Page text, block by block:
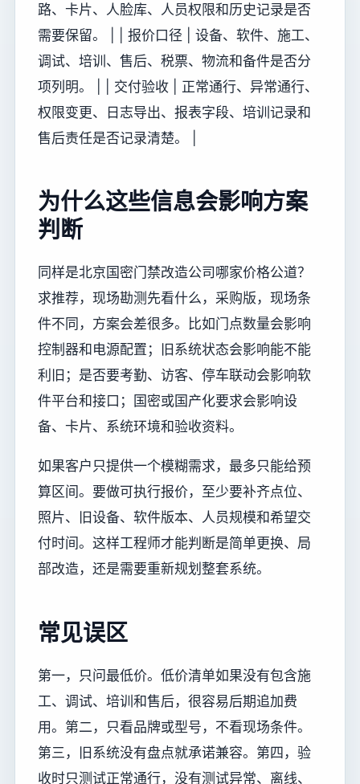
路、卡片、人脸库、人员权限和历史记录是否
需要保留。 | | 报价口径 | 设备、软件、施工、
调试、培训、售后、税票、物流和备件是否分
项列明。 | | 交付验收 | 正常通行、异常通行、
权限变更、日志导出、报表字段、培训记录和
售后责任是否记录清楚。 |
为什么这些信息会影响方案
判断
同样是北京国密门禁改造公司哪家价格公道？
求推荐，现场勘测先看什么，采购版，现场条
件不同，方案会差很多。比如门点数量会影响
控制器和电源配置；旧系统状态会影响能不能
利旧；是否要考勤、访客、停车联动会影响软
件平台和接口；国密或国产化要求会影响设
备、卡片、系统环境和验收资料。
如果客户只提供一个模糊需求，最多只能给预
算区间。要做可执行报价，至少要补齐点位、
照片、旧设备、软件版本、人员规模和希望交
付时间。这样工程师才能判断是简单更换、局
部改造，还是需要重新规划整套系统。
常见误区
第一，只问最低价。低价清单如果没有包含施
工、调试、培训和售后，很容易后期追加费
用。第二，只看品牌或型号，不看现场条件。
第三，旧系统没有盘点就承诺兼容。第四，验
收时只测试正常通行，没有测试异常、离线、